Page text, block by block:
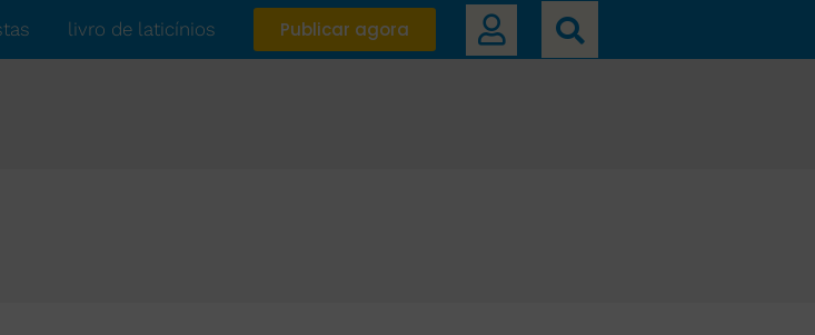
livro de laticínios Publicar agora